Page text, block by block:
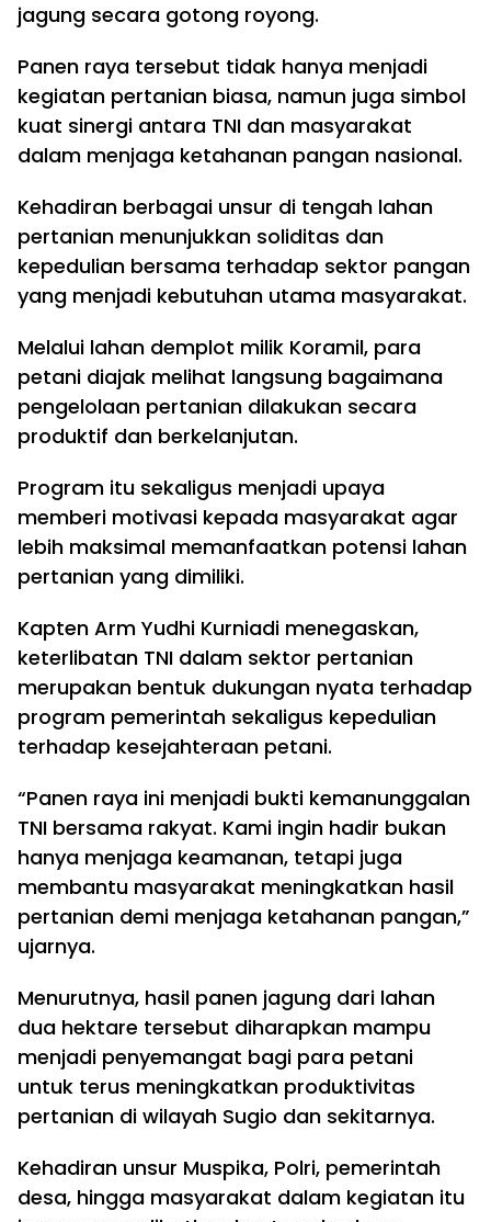
jagung secara gotong royong.
Panen raya tersebut tidak hanya menjadi
kegiatan pertanian biasa, namun juga simbol
kuat sinergi antara TNI dan masyarakat
dalam menjaga ketahanan pangan nasional.
Kehadiran berbagai unsur di tengah lahan
pertanian menunjukkan soliditas dan
kepedulian bersama terhadap sektor pangan
yang menjadi kebutuhan utama masyarakat.
Melalui lahan demplot milik Koramil, para
petani diajak melihat langsung bagaimana
pengelolaan pertanian dilakukan secara
produktif dan berkelanjutan.
Program itu sekaligus menjadi upaya
memberi motivasi kepada masyarakat agar
lebih maksimal memanfaatkan potensi lahan
pertanian yang dimiliki.
Kapten Arm Yudhi Kurniadi menegaskan,
keterlibatan TNI dalam sektor pertanian
merupakan bentuk dukungan nyata terhadap
program pemerintah sekaligus kepedulian
terhadap kesejahteraan petani.
“Panen raya ini menjadi bukti kemanunggalan
TNI bersama rakyat. Kami ingin hadir bukan
hanya menjaga keamanan, tetapi juga
membantu masyarakat meningkatkan hasil
pertanian demi menjaga ketahanan pangan,”
ujarnya.
Menurutnya, hasil panen jagung dari lahan
dua hektare tersebut diharapkan mampu
menjadi penyemangat bagi para petani
untuk terus meningkatkan produktivitas
pertanian di wilayah Sugio dan sekitarnya.
Kehadiran unsur Muspika, Polri, pemerintah
desa, hingga masyarakat dalam kegiatan itu